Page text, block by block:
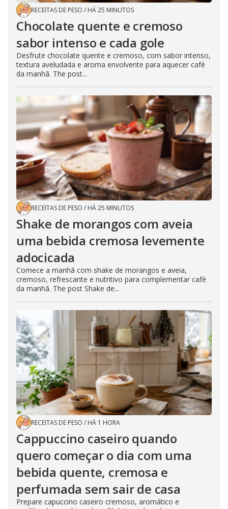
RECEITAS DE PESO / HÁ 25 MINUTOS
Chocolate quente e cremoso
sabor intenso e cada gole
Desfrute chocolate quente e cremoso, com sabor intenso,
textura aveludada e aroma envolvente para aquecer café
da manhã. The post...
RECEITAS DE PESO / HÁ 25 MINUTOS
Shake de morangos com aveia
uma bebida cremosa levemente
adocicada
Comece a manhã com shake de morangos e aveia,
cremoso, refrescante e nutritivo para complementar café
da manhã. The post Shake de...
RECEITAS DE PESO / HÁ 1 HORA
Cappuccino caseiro quando
quero começar o dia com uma
bebida quente, cremosa e
perfumada sem sair de casa
Prepare capuccino caseiro cremoso, aromático e